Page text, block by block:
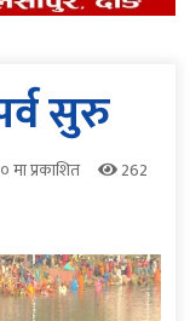
सुरु
प्रकाशित
262